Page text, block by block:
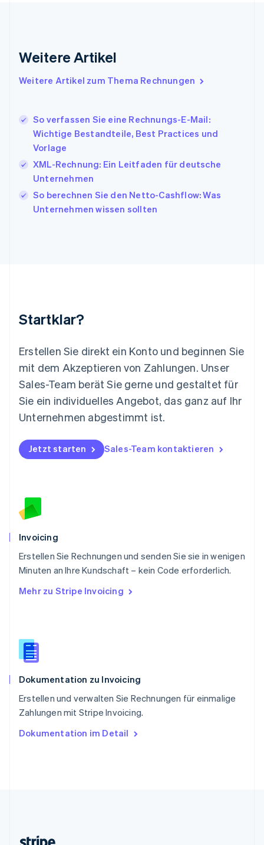
Weitere Artikel
Weitere Artikel zum Thema Rechnungen
So verfassen Sie eine Rechnungs-E-Mail:
Wichtige Bestandteile, Best Practices und
Vorlage
XML-Rechnung: Ein Leitfaden für deutsche
Unternehmen
So berechnen Sie den Netto-Cashflow: Was
Unternehmen wissen sollten
Startklar?
Erstellen Sie direkt ein Konto und beginnen Sie
mit dem Akzeptieren von Zahlungen. Unser
Sales-Team berät Sie gerne und gestaltet für
Sie ein individuelles Angebot, das ganz auf Ihr
Unternehmen abgestimmt ist.
Jetzt starten Sales-Team kontaktieren
Invoicing
Erstellen Sie Rechnungen und senden Sie sie in wenigen
Minuten an Ihre Kundschaft – kein Code erforderlich.
Mehr zu Stripe Invoicing
Dokumentation zu Invoicing
Erstellen und verwalten Sie Rechnungen für einmalige
Zahlungen mit Stripe Invoicing.
Dokumentation im Detail
English
Italien
Italiano English
English Français
Kroatien
EnglishItaliano
Lettland
Liechtenstein
DeutschEnglish
Litauen
Español English
Niederlande
NederlandsEnglish
English
Österreich
Deutsch
Polen
Portugal
PortuguêsEnglish
Schweden
Schweiz
Singapur
English简体中文
Slowakei
Slowenien
English
Spanien
Thailand
Tschechische Republik
English
English